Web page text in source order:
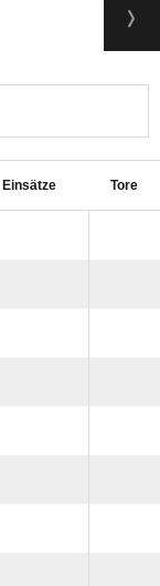
Einsätze Tore